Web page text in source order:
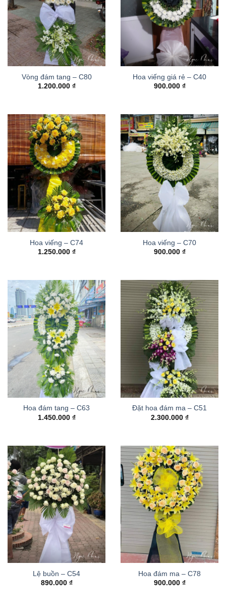
Vòng đám tang – C80
1.200.000 ₫
Hoa viếng giá rẻ – C40
900.000 ₫
Hoa viếng – C74
1.250.000 ₫
Hoa viếng – C70
900.000 ₫
Hoa đám tang – C63
1.450.000 ₫
Đặt hoa đám ma – C51
2.300.000 ₫
Lệ buồn – C54
890.000 ₫
Hoa đám ma – C78
900.000 ₫